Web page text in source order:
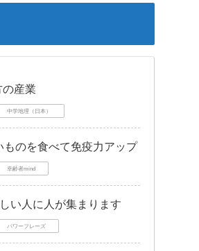
産業
中学地理（日本）
のを食べて免疫力アップ
幸齢者mind
い人に人が集まります
パワーフレーズ